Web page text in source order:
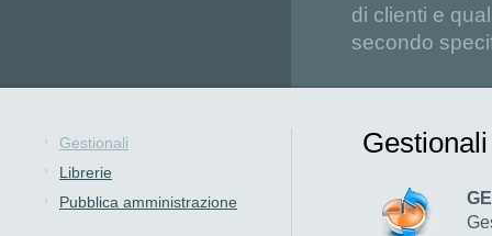
di clienti e
secondo
Gestionali
Librerie
Pubblica amministrazione
Gestionali